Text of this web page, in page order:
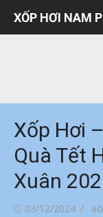
Chuyển
XỐP HƠI NAM
Xốp Hơi
Quà Tết
Xuân
Đăng03/12/2024